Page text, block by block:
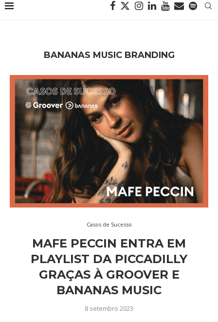
BANANAS MUSIC BRANDING
Casos de Sucesso
MAFE PECCIN ENTRA EM
PLAYLIST DA PICCADILLY
GRAÇAS À GROOVER E
BANANAS MUSIC
8 setembro 2023